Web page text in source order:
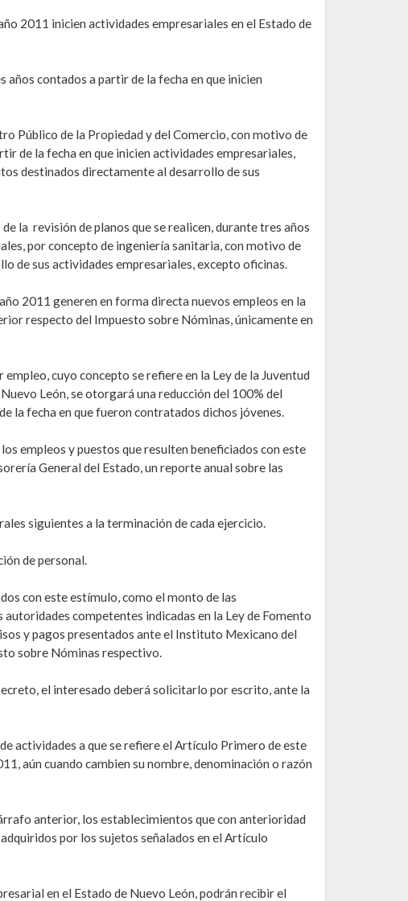
2011 inicien actividades empresariales en el Estado de
contados a partir de la fecha en que inicien
Público de la Propiedad y del Comercio, con motivo de
de la fecha en que inicien actividades empresariales,
destinados directamente al desarrollo de sus
la revisión de planos que se realicen, durante tres años
por concepto de ingeniería sanitaria, con motivo de
de sus actividades empresariales, excepto oficinas.
2011 generen en forma directa nuevos empleos en la
respecto del Impuesto sobre Nóminas, únicamente en
cuyo concepto se refiere en la Ley de la Juventud
León, se otorgará una reducción del 100% del
la fecha en que fueron contratados dichos jóvenes.
empleos y puestos que resulten beneficiados con este
General del Estado, un reporte anual sobre las
siguientes a la terminación de cada ejercicio.
de personal.
con este estímulo, como el monto de las
competentes indicadas en la Ley de Fomento
y pagos presentados ante el Instituto Mexicano del
sobre Nóminas respectivo.
el interesado deberá solicitarlo por escrito, ante la
actividades a que se refiere el Artículo Primero de este
aún cuando cambien su nombre, denominación o razón
anterior, los establecimientos que con anterioridad
por los sujetos señalados en el Artículo
en el Estado de Nuevo León, podrán recibir el